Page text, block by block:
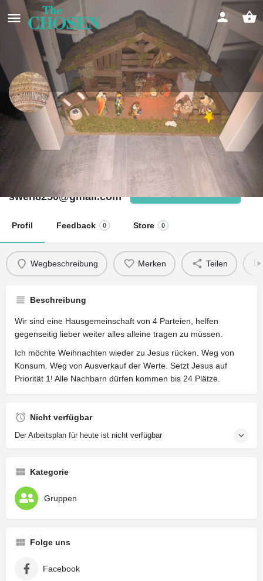
Hausgemeinschaft christliches
pesch
Jeder Jeck is anders, alle sollen werden wie Jesus will
swen8250@gmail.com Wegbeschreibung
Profil Feedback 0 Store 0
Wegbeschreibung Merken Teilen
Beschreibung
Wir sind eine Hausgemeinschaft von 4 Parteien, helfen
gegenseitig lieber weiter alles alleine tragen zu müssen.
Ich möchte Weihnachten wieder zu Jesus rücken. Weg von
Konsum. Weg von Ausverkauf der Werte. Setzt Jesus auf
Priorität 1! Alle Nachbarn dürfen kommen bis 24 Plätze.
Nicht verfügbar
Der Arbeitsplan für heute ist nicht verfügbar
Kategorie
Gruppen
Folge uns
Facebook